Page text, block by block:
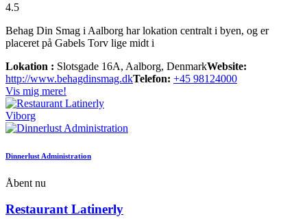
4.5
Behag Din Smag i Aalborg har lokation centralt i byen, og er
placeret på Gabels Torv lige midt i
Lokation : Slotsgade 16A, Aalborg, DenmarkWebsite:
http://www.behagdinsmag.dkTelefon: +45 98124000
Vis mig mere!
Viborg
Dinnerlust Administration
Åbent nu
Restaurant Latinerly